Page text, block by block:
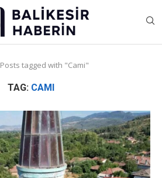
Posts tagged with "Cami"
TAG: CAMI